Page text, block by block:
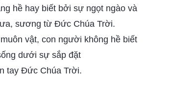
hề hay biết bởi sự ngọt ngào và
sương từ Đức Chúa Trời.
vật, con người không hề biết
dưới sự sắp đặt
tay Đức Chúa Trời.